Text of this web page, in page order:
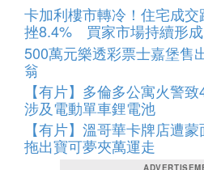
卡加利樓市轉冷！住宅成
挫8.4% 買家市場持續形成
500萬元樂透彩票士嘉堡
翁
【有片】多倫多公寓火警
涉及電動單車鋰電池
【有片】溫哥華卡牌店遭
拖出寶可夢夾萬運走